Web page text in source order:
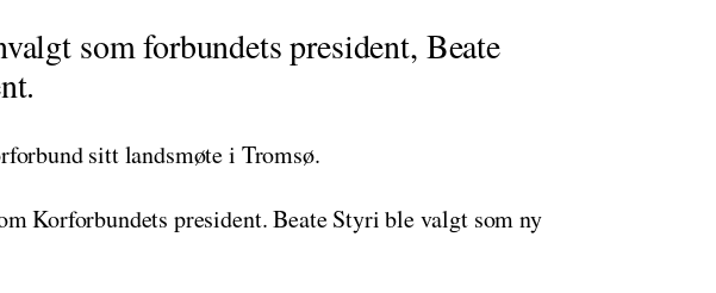
som forbundets president, Beate
sitt landsmøte i Tromsø.
Korforbundets president. Beate Styri ble valgt som ny